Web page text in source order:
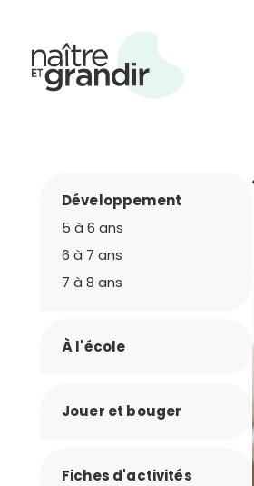
Développement
5 à 6 ans
6 à 7 ans
7 à 8 ans
À l'école
Jouer et bouger
Fiches d'activités